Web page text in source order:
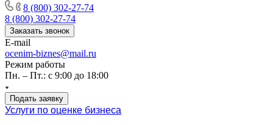
8 (800) 302-27-74
8 (800) 302-27-74
Заказать звонок
E-mail
ocenim-biznes@mail.ru
Режим работы
Пн. – Пт.: с 9:00 до 18:00
Подать заявку
Услуги по оценке бизнеса